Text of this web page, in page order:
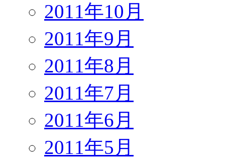
2011年10月
2011年9月
2011年8月
2011年7月
2011年6月
2011年5月